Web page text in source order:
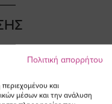
Πολιτική απορρήτου
και
μέσων και την ανάλυση